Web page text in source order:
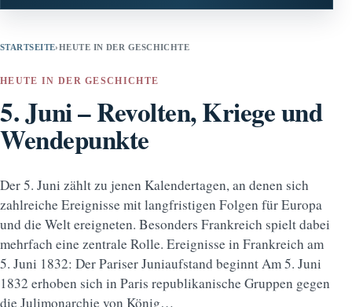
STARTSEITE›HEUTE IN DER GESCHICHTE
HEUTE IN DER GESCHICHTE
5. Juni – Revolten, Kriege und
Wendepunkte
Der 5. Juni zählt zu jenen Kalendertagen, an denen sich
zahlreiche Ereignisse mit langfristigen Folgen für Europa
und die Welt ereigneten. Besonders Frankreich spielt dabei
mehrfach eine zentrale Rolle. Ereignisse in Frankreich am
5. Juni 1832: Der Pariser Juniaufstand beginnt Am 5. Juni
1832 erhoben sich in Paris republikanische Gruppen gegen
die Julimonarchie von König…